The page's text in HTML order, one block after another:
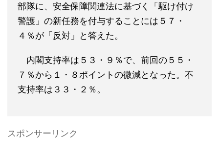
部隊に、安全保障関連法に基づく「駆け付け
警護」の新任務を付与することには５７・
４％が「反対」と答えた。
内閣支持率は５３・９％で、前回の５５・
７％から１・８ポイントの微減となった。不
支持率は３３・２％。
スポンサーリンク